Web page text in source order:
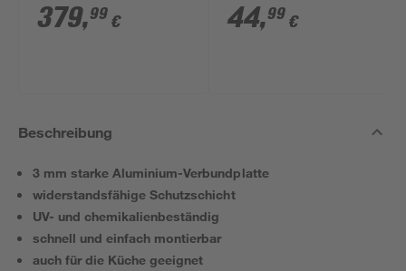
grau 100 x 210 cm
379,99 €
Rückwand gerade,
alu-chromeffekt 2100
44,99 €
Beschreibung
3 mm starke Aluminium-Verbundplatte
widerstandsfähige Schutzschicht
UV- und chemikalienbeständig
schnell und einfach montierbar
auch für die Küche geeignet